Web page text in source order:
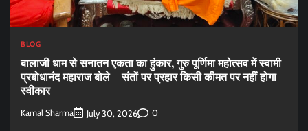
BLOG
बालाजी धाम से सनातन एकता का हुंकार, गुरु पूर्णिमा महोत्सव में स्वामी
प्रबोधानंद महाराज बोले— संतों पर प्रहार किसी कीमत पर नहीं होगा
स्वीकार
Kamal Sharma July 30, 2026 0